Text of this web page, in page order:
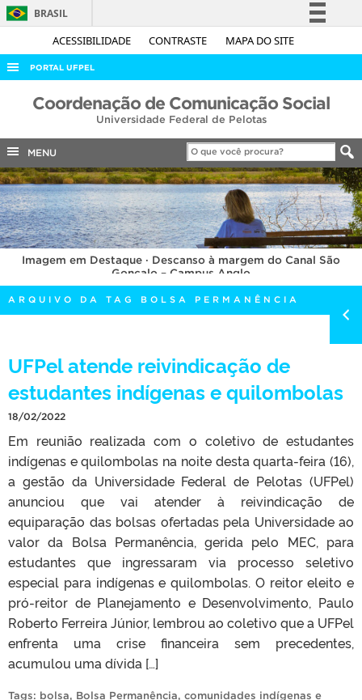
ACESSIBILIDADE CONTRASTE MAPA DO SITE
BRASIL
Simplifique!
Acesso à informação
Legislação
Canais
PORTAL UFPEL
ACESSO À INFORMAÇÃO
COBALTO
CONCURSOS
EDITAIS
INTERNACIONAL
OUVIDORIA
PORTARIAS
TELEFONES
Coordenação de Comunicação Social
Universidade Federal de Pelotas
MENU
Imagem em Destaque · Descanso à margem do Canal São
Gonçalo – Campus Anglo
ARQUIVO DA TAG BOLSA PERMANÊNCIA
UFPel atende reivindicação de
estudantes indígenas e quilombolas
18/02/2022
Em reunião realizada com o coletivo de estudantes
indígenas e quilombolas na noite desta quarta-feira (16),
a gestão da Universidade Federal de Pelotas (UFPel)
anunciou que vai atender à reivindicação de
equiparação das bolsas ofertadas pela Universidade ao
valor da Bolsa Permanência, gerida pelo MEC, para
estudantes que ingressaram via processo seletivo
especial para indígenas e quilombolas. O reitor eleito e
pró-reitor de Planejamento e Desenvolvimento, Paulo
Roberto Ferreira Júnior, lembrou ao coletivo que a UFPel
enfrenta uma crise financeira sem precedentes,
acumulou uma dívida […]
Tags: bolsa, Bolsa Permanência, comunidades indígenas e